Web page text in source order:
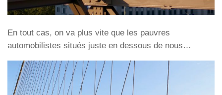
En tout cas, on va plus vite que les pauvres
automobilistes situés juste en dessous de nous…